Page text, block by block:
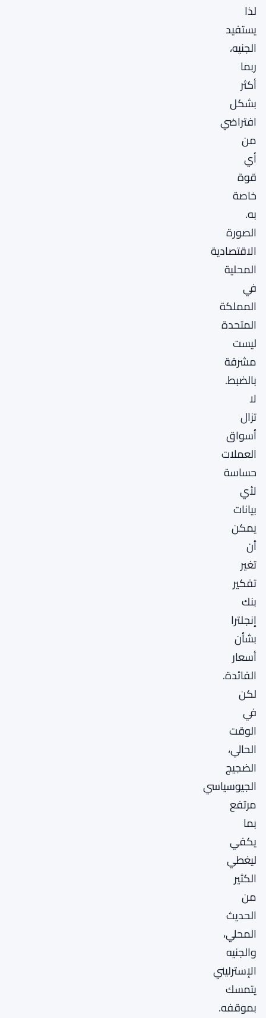
لذا
يستفيد
الجنيه،
ربما
أكثر
بشكل
افتراضي
من
أي
قوة
خاصة
به.
الصورة
الاقتصادية
المحلية
في
المملكة
المتحدة
ليست
مشرقة
بالضبط.
لا
تزال
أسواق
العملات
حساسة
لأي
بيانات
يمكن
أن
تغير
تفكير
بنك
إنجلترا
بشأن
أسعار
الفائدة.
لكن
في
الوقت
الحالي،
الضجيج
الجيوسياسي
مرتفع
بما
يكفي
ليغطي
الكثير
من
الحديث
المحلي،
والجنيه
الإسترليني
يتمسك
بموقفه.